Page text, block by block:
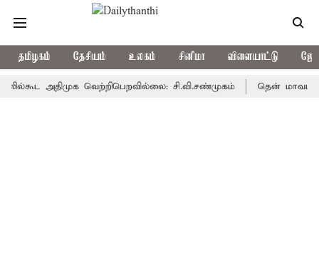
தமிழகம் தேசியம் உலகம் சினிமா விளையாட்டு
அதிமுக வெற்றிபெறவில்லை: சி.வி.சண்முகம் தென் மாவட்டத்தில்